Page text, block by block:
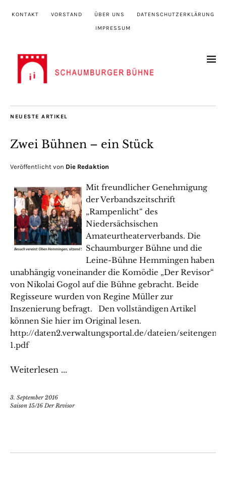
KONTAKT VORSTAND ÜBER UNS DATENSCHUTZERKLÄRUNG
IMPRESSUM
NEUESTE ARTIKEL
Zwei Bühnen – ein Stück
Veröffentlicht von Die Redaktion
Mit freundlicher Genehmigung
der Verbandszeitschrift
„Rampenlicht“ des
Niedersächsischen
Amateurtheaterverbands. Die
Schaumburger Bühne und die
Leine-Bühne Hemmingen haben
unabhängig voneinander die Komödie „Der Revisor“
von Nikolai Gogol auf die Bühne gebracht. Beide
Regisseure wurden von Regine Müller zur
Inszenierung befragt. Den vollständigen Artikel
können Sie hier im Original lesen.
http://daten2.verwaltungsportal.de/dateien/
1.pdf
Weiterlesen ...
3. September 2016
Saison 15/16 Der Revisor